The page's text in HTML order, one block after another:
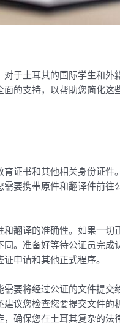
于土耳其的国际学生和
的支持，以帮助您简化
证书和其他相关身份证
要携带原件和翻译件前
翻译的准确性。如果一
。准备好等待公证员完
申请和其他正式程序。
要将经过公证的文件提
议您检查您要提交文件
确保您在土耳其复杂的法